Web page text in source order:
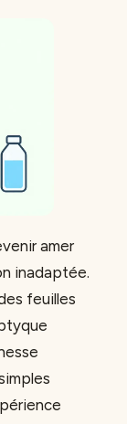
amer
inadaptée.
feuilles